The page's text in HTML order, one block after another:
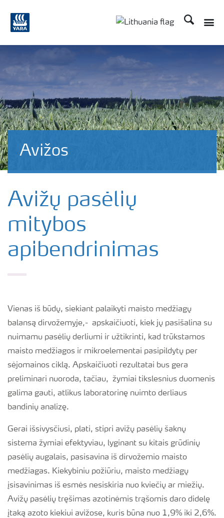
Ieškoti
Avižos
Avižų pasėlių
mitybos
apibendrinimas
Vienas iš būdų, siekiant palaikyti maisto medžiagų
balansą dirvožemyje,- apskaičiuoti, kiek jų pasišalina su
nuimamu pasėlių derliumi ir užtikrinti, kad trūkstamos
maisto medžiagos ir mikroelementai pasipildytų per
sėjomainos ciklą. Apskaičiuoti rezultatai bus gera
preliminari nuoroda, tačiau, žymiai tikslesnius duomenis
galima gauti, atlikus laboratorinę nuimto derliaus
bandinių analizę.
Gerai išsivysčiusi, plati, stipri avižų pasėlių šaknų
sistema žymiai efektyviau, lyginant su kitais grūdinių
pasėlių augalais, pasisavina iš dirvožemio maisto
medžiagas. Kiekybiniu požiūriu, maisto medžiagų
įsisavinimas iš esmės nesiskiria nuo kviečių ar miežių.
Avižų pasėlių tręšimas azotinėmis trąšomis daro didelę
įtaką azoto kiekiui avižose, kuris būna nuo 1,9% iki 2,6%.